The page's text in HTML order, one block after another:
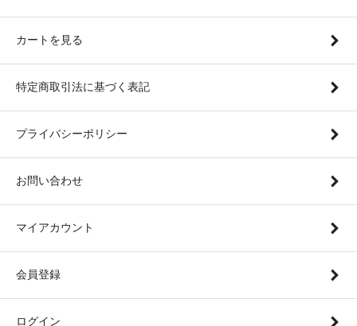
カートを見る
特定商取引法に基づく表記
プライバシーポリシー
お問い合わせ
マイアカウント
会員登録
ログイン